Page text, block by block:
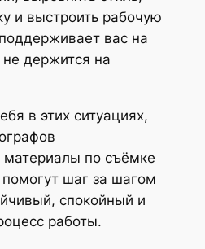
и выстроить рабочую
вас на
держится на
в этих ситуациях,
по съёмке
шаг за шагом
спокойный и
работы.